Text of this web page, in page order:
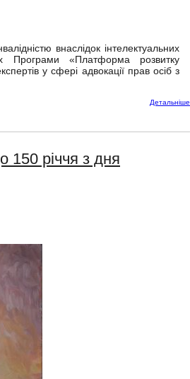
внаслідок інтелектуальних
Програми «Платформа розвитку
у сфері адвокації прав осіб з
Детальнiше
150 річчя з дня